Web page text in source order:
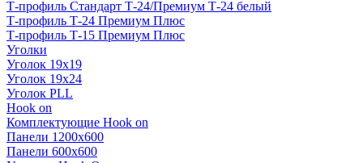
Т-профиль Стандарт Т-24/Премиум Т-24 белый
Т-профиль Т-24 Премиум Плюс
Т-профиль Т-15 Премиум Плюс
Уголки
Уголок 19х19
Уголок 19х24
Уголок PLL
Hook on
Комплектующие Hook on
Панели 1200х600
Панели 600х600